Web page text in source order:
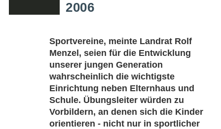
2006
Sportvereine, meinte Landrat Rolf
Menzel, seien für die Entwicklung
unserer jungen Generation
wahrscheinlich die wichtigste
Einrichtung neben Elternhaus und
Schule. Übungsleiter würden zu
Vorbildern, an denen sich die Kinder
orientieren - nicht nur in sportlicher